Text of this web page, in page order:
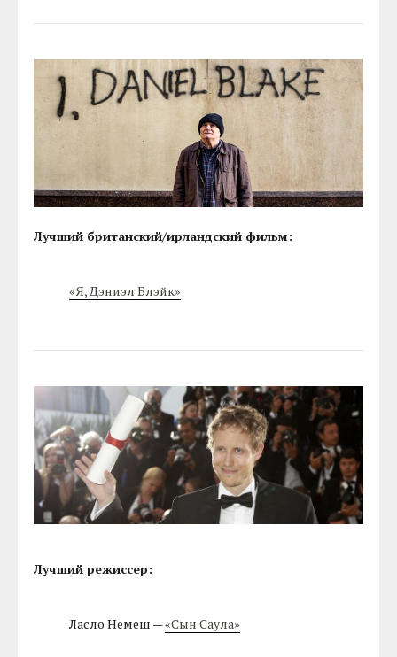
Лучший британский/ирландский фильм:
«Я, Дэниэл Блэйк»
Лучший режиссер:
Ласло Немеш —«Сын Саула»